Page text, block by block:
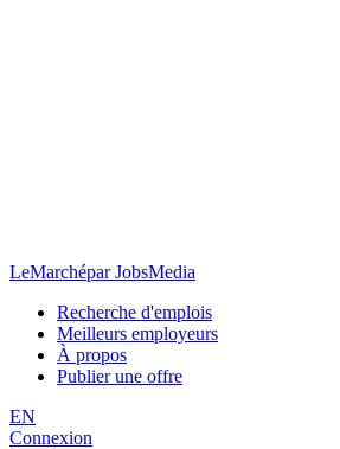
LeMarchépar JobsMedia
Recherche d'emplois
Meilleurs employeurs
À propos
Publier une offre
EN
Connexion